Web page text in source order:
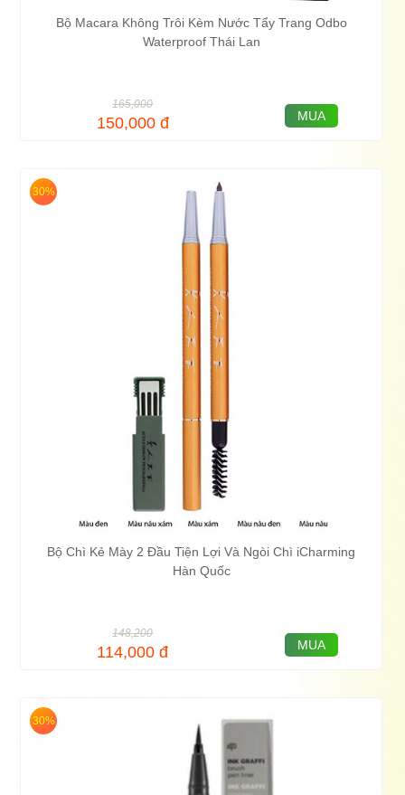
Bộ Macara Không Trôi Kèm Nước Tẩy Trang Odbo
Waterproof Thái Lan
165,000
150,000 đ MUA
30%
Bộ Chì Kẻ Mày 2 Đầu Tiện Lợi Và Ngòi Chì iCharming
Hàn Quốc
148,200
114,000đ MUA
30%